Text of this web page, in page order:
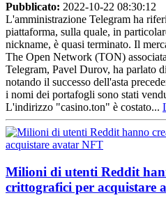
Pubblicato: 2022-10-22 08:30:12
L'amministrazione Telegram ha
piattaforma, sulla quale, in
nickname, è quasi terminato. Il
The Open Network (TON)
Telegram, Pavel Durov, ha parlato
notando il successo dell'asta
i nomi dei portafogli sono stati
L'indirizzo "casino.ton" è costato...
Milioni di utenti Reddit
crittografici per acquistare